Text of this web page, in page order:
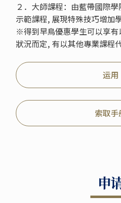
２．大師課程：由藍帶國際
示範課程, 展現特殊技巧增加
※得到早鳥優惠學生可以享
狀況而定, 有以其他專業課程
运用
索取手
申